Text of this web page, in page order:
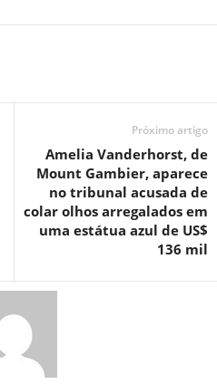
Próximo artigo
Amelia Vanderhorst, de
Mount Gambier, aparece
no tribunal acusada de
colar olhos arregalados em
uma estátua azul de US$
136 mil